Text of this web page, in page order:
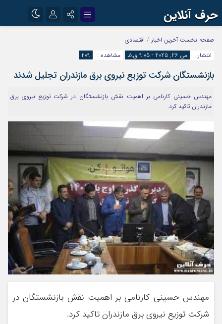
حرف آنلاین
اینستاگرام
آپارات
رمز عبور
صفحه نخست آخرین اخبار / اقتصادی
انتشار :
می 26, 2025 - 9:05 ق.ظ مشاهده : 209
بازنشستگان شرکت توزیع نیروی برق مازندران تجلیل شدند
مهندس حسینی کارنامی بر اهمیت نقش بازنشستگان در شرکت توزیع نیروی برق
مازندران تاکید کرد.
مهندس حسینی کارنامی بر اهمیت نقش بازنشستگان در
شرکت توزیع نیروی برق مازندران تاکید کرد.